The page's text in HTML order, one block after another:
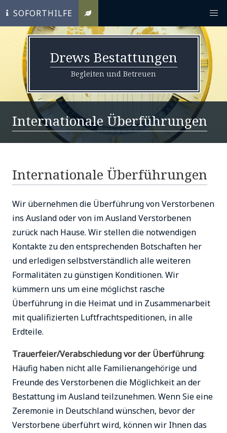
SOFORTHILFE
Drews Bestattungen
Begleiten und Betreuen
Internationale Überführungen
Internationale Überführungen
Wir übernehmen die Überführung von Verstorbenen
ins Ausland oder von im Ausland Verstorbenen
zurück nach Hause. Wir stellen die notwendigen
Kontakte zu den entsprechenden Botschaften her
und erledigen selbstverständlich alle weiteren
Formalitäten zu günstigen Konditionen. Wir
kümmern uns um eine möglichst rasche
Überführung in die Heimat und in Zusammenarbeit
mit qualifizierten Luftfrachtspeditionen, in alle
Erdteile.
Trauerfeier/Verabschiedung vor der Überführung:
Häufig haben nicht alle Familienangehörige und
Freunde des Verstorbenen die Möglichkeit an der
Bestattung im Ausland teilzunehmen. Wenn Sie eine
Zeremonie in Deutschland wünschen, bevor der
Verstorbene überführt wird, können wir Ihnen das